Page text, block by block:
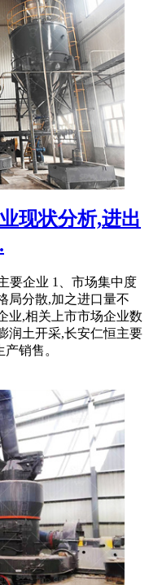
现状分析,进出
要企业 1、市场集中度
局分散,加之进口量不
业,相关上市市场企业数
润土开采,长安仁恒主要
销售。